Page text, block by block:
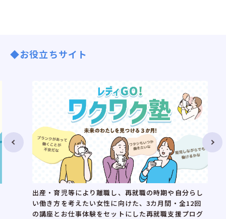
◆お役立ちサイト
出産・育児等により離職し、再就職の時期や自分らし
い働き方を考えたい女性に向けた、3カ月間・全12回
の講座とお仕事体験をセットにした再就職支援プログ